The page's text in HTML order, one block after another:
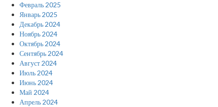
Февраль 2025
Январь 2025
Декабрь 2024
Ноябрь 2024
Октябрь 2024
Сентябрь 2024
Август 2024
Июль 2024
Июнь 2024
Май 2024
Апрель 2024